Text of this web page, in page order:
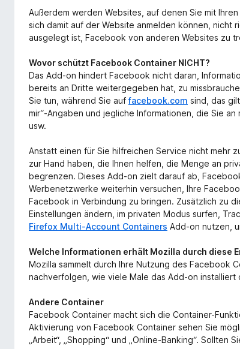
Außerdem werden Websites, auf denen Sie mit
sich damit auf der Website anmelden können,
ausgelegt ist, Facebook von anderen Websites zu
Wovor schützt Facebook Container NICHT?
Das Add-on hindert Facebook nicht daran,
bereits an Dritte weitergegeben hat, zu
Sie tun, während Sie auffacebook.com sind, das
mir“-Angaben und jegliche Informationen, die Sie
usw.
Anstatt einen für Sie hilfreichen Service nicht mehr
zur Hand haben, die Ihnen helfen, die Menge an
begrenzen. Dieses Add-on zielt darauf ab,
Werbenetzwerke weiterhin versuchen, Ihre
Facebook in Verbindung zu bringen. Zusätzlich zu
Einstellungen ändern, im privaten Modus surfen,
Firefox Multi-Account Containers Add-on nutzen,
Welche Informationen erhält Mozilla durch diese
Mozilla sammelt durch Ihre Nutzung des Facebook
nachverfolgen, wie viele Male das Add-on
Andere Container
Facebook Container macht sich die Container-
Aktivierung von Facebook Container sehen Sie
„Arbeit“, „Shopping“ und „Online-Banking“.